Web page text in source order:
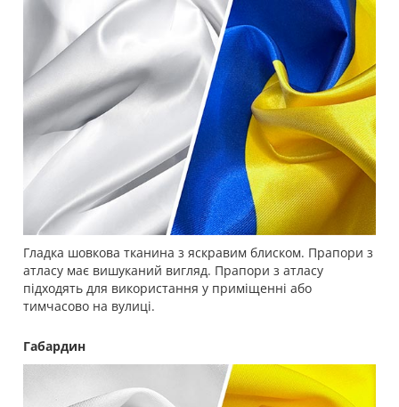
Гладка шовкова тканина з яскравим блиском. Прапори з
атласу має вишуканий вигляд. Прапори з атласу
підходять для використання у приміщенні або
тимчасово на вулиці.
Габардин